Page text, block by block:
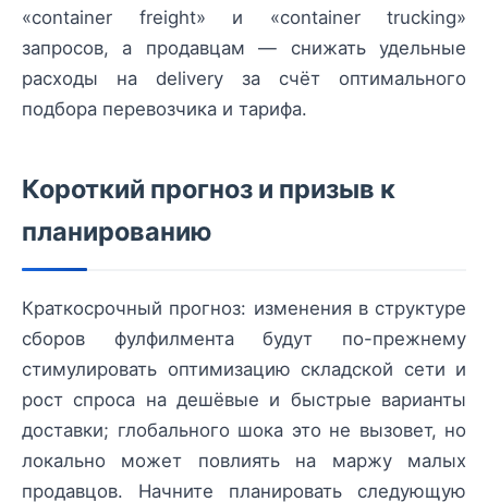
«container freight» и «container trucking»
запросов, а продавцам — снижать удельные
расходы на delivery за счёт оптимального
подбора перевозчика и тарифа.
Короткий прогноз и призыв к
планированию
Краткосрочный прогноз: изменения в структуре
сборов фулфилмента будут по-прежнему
стимулировать оптимизацию складской сети и
рост спроса на дешёвые и быстрые варианты
доставки; глобального шока это не вызовет, но
локально может повлиять на маржу малых
продавцов. Начните планировать следующую